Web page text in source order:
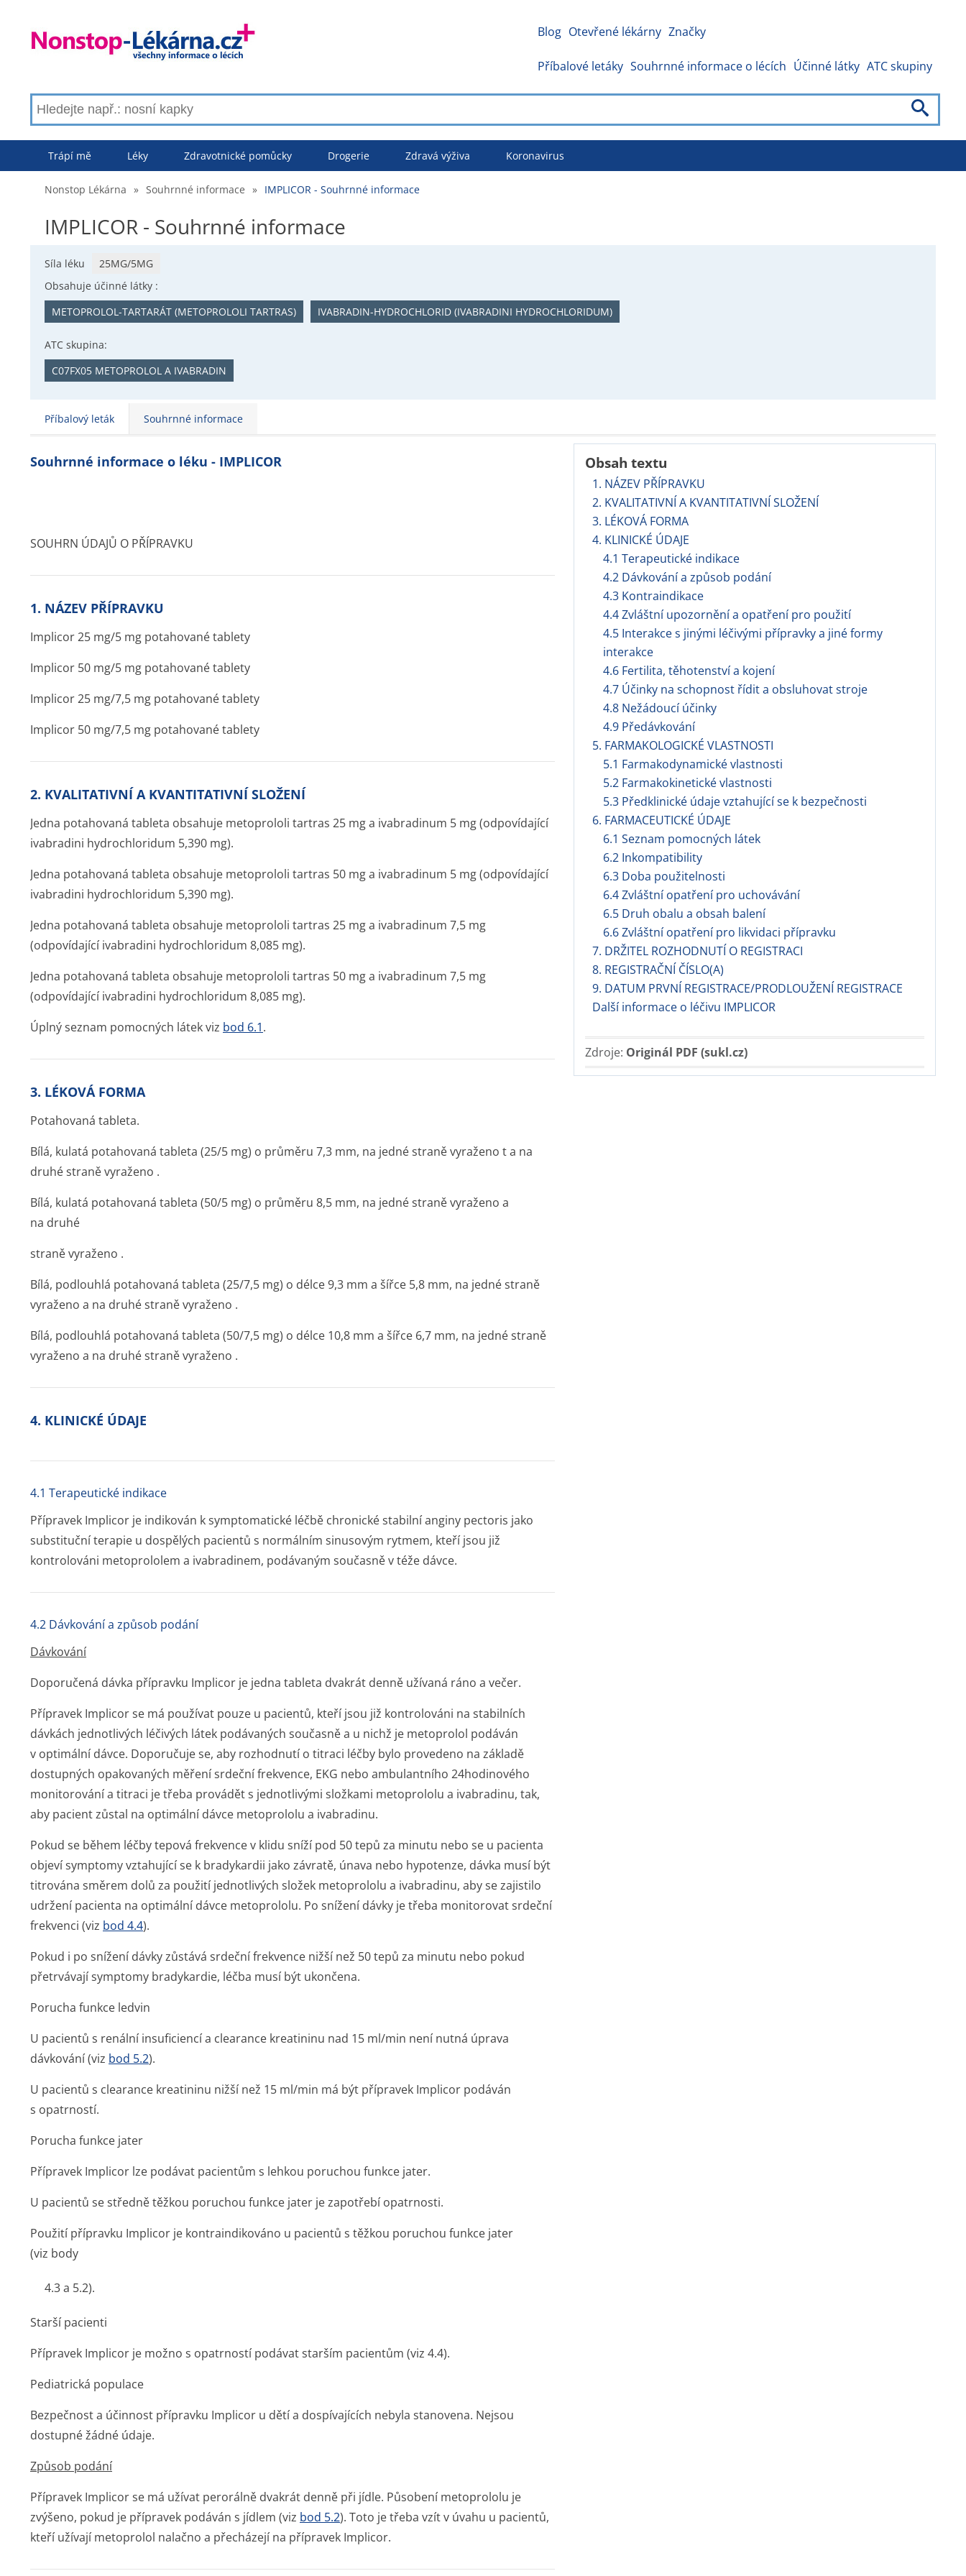
Blog Otevřené lékárny Značky
Příbalové letáky Souhrnné informace o lécích Účinné látky ATC skupiny
Trápí mě Léky Zdravotnické pomůcky Drogerie Zdravá výživa Koronavirus
Nonstop Lékárna » Souhrnné informace » IMPLICOR - Souhrnné informace
IMPLICOR - Souhrnné informace
Síla léku
25MG/5MG
Obsahuje účinné látky :
METOPROLOL-TARTARÁT (METOPROLOLI TARTRAS)
IVABRADIN-HYDROCHLORID (IVABRADINI HYDROCHLORIDUM)
ATC skupina:
C07FX05 METOPROLOL A IVABRADIN
Příbalový leták Souhrnné informace
Obsah textu
1. NÁZEV PŘÍPRAVKU
2. KVALITATIVNÍ A KVANTITATIVNÍ SLOŽENÍ
3. LÉKOVÁ FORMA
4. KLINICKÉ ÚDAJE
4.1 Terapeutické indikace
4.2 Dávkování a způsob podání
4.3 Kontraindikace
4.4 Zvláštní upozornění a opatření pro použití
4.5 Interakce s jinými léčivými přípravky a jiné formy
interakce
4.6 Fertilita, těhotenství a kojení
4.7 Účinky na schopnost řídit a obsluhovat stroje
4.8 Nežádoucí účinky
4.9 Předávkování
5. FARMAKOLOGICKÉ VLASTNOSTI
5.1 Farmakodynamické vlastnosti
5.2 Farmakokinetické vlastnosti
5.3 Předklinické údaje vztahující se k bezpečnosti
6. FARMACEUTICKÉ ÚDAJE
6.1 Seznam pomocných látek
6.2 Inkompatibility
6.3 Doba použitelnosti
6.4 Zvláštní opatření pro uchovávání
6.5 Druh obalu a obsah balení
6.6 Zvláštní opatření pro likvidaci přípravku
7. DRŽITEL ROZHODNUTÍ O REGISTRACI
8. REGISTRAČNÍ ČÍSLO(A)
9. DATUM PRVNÍ REGISTRACE/PRODLOUŽENÍ REGISTRACE
Další informace o léčivu IMPLICOR
Zdroje: Originál PDF (sukl.cz)
Souhrnné informace o léku - IMPLICOR
SOUHRN ÚDAJŮ O PŘÍPRAVKU
1. NÁZEV PŘÍPRAVKU
Implicor 25 mg/5 mg potahované tablety
Implicor 50 mg/5 mg potahované tablety
Implicor 25 mg/7,5 mg potahované tablety
Implicor 50 mg/7,5 mg potahované tablety
2. KVALITATIVNÍ A KVANTITATIVNÍ SLOŽENÍ
Jedna potahovaná tableta obsahuje metoprololi tartras 25 mg a ivabradinum 5 mg (odpovídající
ivabradini hydrochloridum 5,390 mg).
Jedna potahovaná tableta obsahuje metoprololi tartras 50 mg a ivabradinum 5 mg (odpovídající
ivabradini hydrochloridum 5,390 mg).
Jedna potahovaná tableta obsahuje metoprololi tartras 25 mg a ivabradinum 7,5 mg
(odpovídající ivabradini hydrochloridum 8,085 mg).
Jedna potahovaná tableta obsahuje metoprololi tartras 50 mg a ivabradinum 7,5 mg
(odpovídající ivabradini hydrochloridum 8,085 mg).
Úplný seznam pomocných látek viz bod 6.1.
3. LÉKOVÁ FORMA
Potahovaná tableta.
Bílá, kulatá potahovaná tableta (25/5 mg) o průměru 7,3 mm, na jedné straně vyraženo t a na
druhé straně vyraženo .
Bílá, kulatá potahovaná tableta (50/5 mg) o průměru 8,5 mm, na jedné straně vyraženo a
na druhé
straně vyraženo .
Bílá, podlouhlá potahovaná tableta (25/7,5 mg) o délce 9,3 mm a šířce 5,8 mm, na jedné straně
vyraženo a na druhé straně vyraženo .
Bílá, podlouhlá potahovaná tableta (50/7,5 mg) o délce 10,8 mm a šířce 6,7 mm, na jedné straně
vyraženo a na druhé straně vyraženo .
4. KLINICKÉ ÚDAJE
4.1 Terapeutické indikace
Přípravek Implicor je indikován k symptomatické léčbě chronické stabilní anginy pectoris jako
substituční terapie u dospělých pacientů s normálním sinusovým rytmem, kteří jsou již
kontrolováni metoprololem a ivabradinem, podávaným současně v téže dávce.
4.2 Dávkování a způsob podání
Dávkování
Doporučená dávka přípravku Implicor je jedna tableta dvakrát denně užívaná ráno a večer.
Přípravek Implicor se má používat pouze u pacientů, kteří jsou již kontrolováni na stabilních
dávkách jednotlivých léčivých látek podávaných současně a u nichž je metoprolol podáván
v optimální dávce. Doporučuje se, aby rozhodnutí o titraci léčby bylo provedeno na základě
dostupných opakovaných měření srdeční frekvence, EKG nebo ambulantního 24hodinového
monitorování a titraci je třeba provádět s jednotlivými složkami metoprololu a ivabradinu, tak,
aby pacient zůstal na optimální dávce metoprololu a ivabradinu.
Pokud se během léčby tepová frekvence v klidu sníží pod 50 tepů za minutu nebo se u pacienta
objeví symptomy vztahující se k bradykardii jako závratě, únava nebo hypotenze, dávka musí být
titrována směrem dolů za použití jednotlivých složek metoprololu a ivabradinu, aby se zajistilo
udržení pacienta na optimální dávce metoprololu. Po snížení dávky je třeba monitorovat srdeční
frekvenci (viz bod 4.4).
Pokud i po snížení dávky zůstává srdeční frekvence nižší než 50 tepů za minutu nebo pokud
přetrvávají symptomy bradykardie, léčba musí být ukončena.
Porucha funkce ledvin
U pacientů s renální insuficiencí a clearance kreatininu nad 15 ml/min není nutná úprava
dávkování (viz bod 5.2).
U pacientů s clearance kreatininu nižší než 15 ml/min má být přípravek Implicor podáván
s opatrností.
Porucha funkce jater
Přípravek Implicor lze podávat pacientům s lehkou poruchou funkce jater.
U pacientů se středně těžkou poruchou funkce jater je zapotřebí opatrnosti.
Použití přípravku Implicor je kontraindikováno u pacientů s těžkou poruchou funkce jater
(viz body
4.3 a 5.2).
Starší pacienti
Přípravek Implicor je možno s opatrností podávat starším pacientům (viz 4.4).
Pediatrická populace
Bezpečnost a účinnost přípravku Implicor u dětí a dospívajících nebyla stanovena. Nejsou
dostupné žádné údaje.
Způsob podání
Přípravek Implicor se má užívat perorálně dvakrát denně při jídle. Působení metoprololu je
zvýšeno, pokud je přípravek podáván s jídlem (viz bod 5.2). Toto je třeba vzít v úvahu u pacientů,
kteří užívají metoprolol nalačno a přecházejí na přípravek Implicor.